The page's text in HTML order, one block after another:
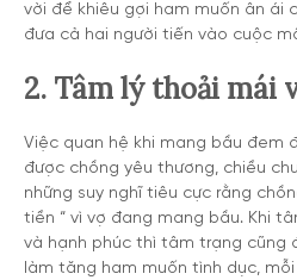
vời để khiêu gợi ham muốn ân ái
đưa cả hai người tiến vào cuộc
2. Tâm lý thoải mái
Việc quan hệ khi mang bầu đem
được chồng yêu thương, chiều
những suy nghĩ tiêu cực rằng
tiền “ vì vợ đang mang bầu. Khi
và hạnh phúc thì tâm trạng cũng
làm tăng ham muốn tình dục,